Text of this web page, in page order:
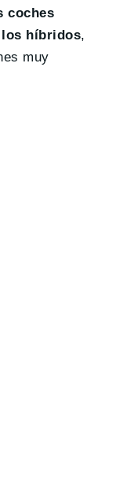
coches
híbridos,
muy